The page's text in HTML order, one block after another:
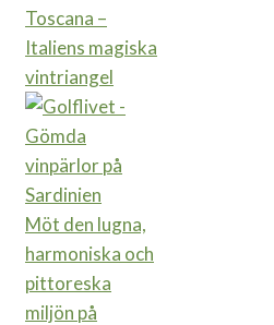
Toscana –
Italiens magiska
vintriangel
Möt den lugna,
harmoniska och
pittoreska
miljön på